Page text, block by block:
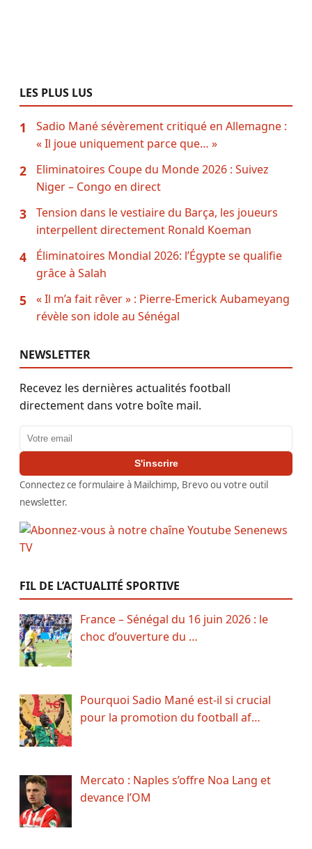
LES PLUS LUS
1
Sadio Mané sévèrement critiqué en Allemagne :
« Il joue uniquement parce que… »
2
Eliminatoires Coupe du Monde 2026 : Suivez
Niger – Congo en direct
3
Tension dans le vestiaire du Barça, les joueurs
interpellent directement Ronald Koeman
4
Éliminatoires Mondial 2026: l’Égypte se qualifie
grâce à Salah
5
« Il m’a fait rêver » : Pierre-Emerick Aubameyang
révèle son idole au Sénégal
NEWSLETTER
Recevez les dernières actualités football
directement dans votre boîte mail.
Adresse email
S'inscrire
Connectez ce formulaire à Mailchimp, Brevo ou votre outil
newsletter.
FIL DE L’ACTUALITÉ SPORTIVE
France – Sénégal du 16 juin 2026 : le
choc d’ouverture du …
Pourquoi Sadio Mané est-il si crucial
pour la promotion du football af…
Mercato : Naples s’offre Noa Lang et
devance l’OM